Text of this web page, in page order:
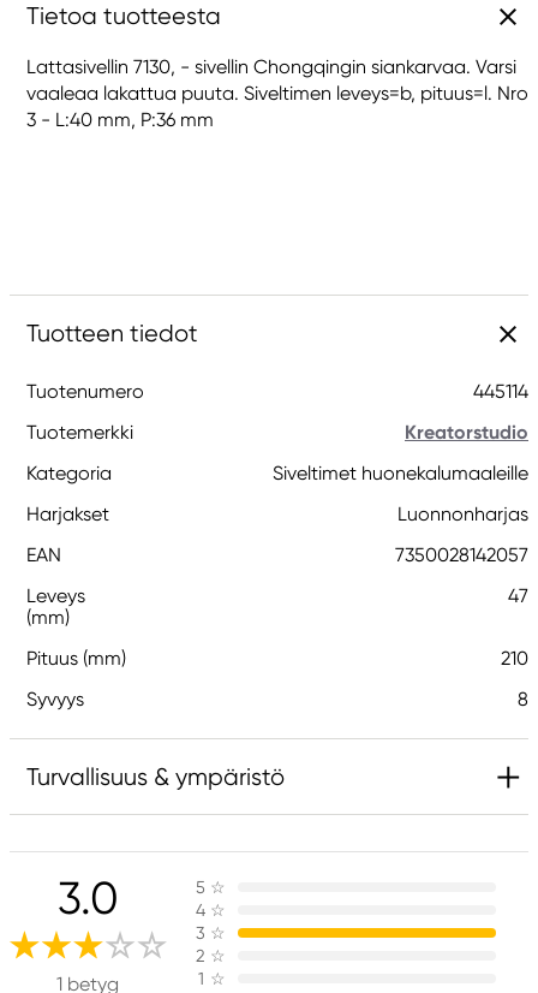
Tietoa tuotteesta
Lattasivellin 7130, - sivellin Chongqingin siankarvaa. Varsi
vaaleaa lakattua puuta. Siveltimen leveys=b, pituus=l. Nro
3 - L:40 mm, P:36 mm
Tuotteen tiedot
Tuotenumero
445114
Tuotemerkki
Kreatorstudio
Kategoria
Siveltimet huonekalumaaleille
Harjakset
Luonnonharjas
EAN
7350028142057
Leveys
(mm)
47
Pituus (mm)
210
Syvyys
8
Turvallisuus & ympäristö
Vastuullinen EU
Kreatorstudio
Northline AB
Agrarvägen 10
175 44 Järfälla, Sweden
3.0
1 betyg
5 ☆
4 ☆
3 ☆
2 ☆
1 ☆